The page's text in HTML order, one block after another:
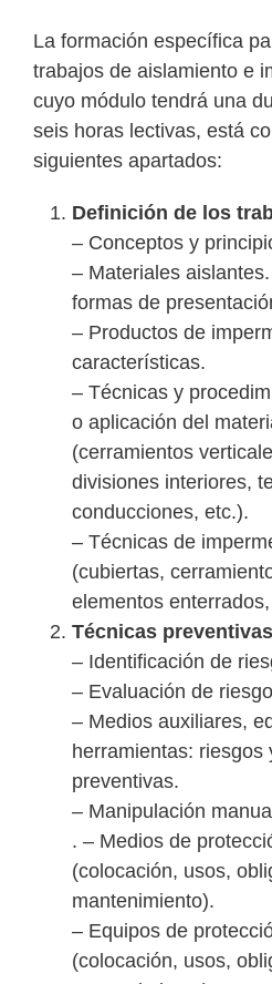
La formación específica
trabajos de aislamiento e
cuyo módulo tendrá una
seis horas lectivas, está
siguientes apartados:
Definición de los
– Conceptos y
– Materiales
formas de
– Productos de
características.
– Técnicas y
o aplicación del
(cerramientos
divisiones interiores,
conducciones, etc.).
– Técnicas de
(cubiertas,
elementos
Técnicas
– Identificación de
– Evaluación de
– Medios auxiliares,
herramientas: riesgos
preventivas.
– Manipulación
. – Medios de
(colocación, usos,
mantenimiento).
– Equipos de
(colocación, usos,